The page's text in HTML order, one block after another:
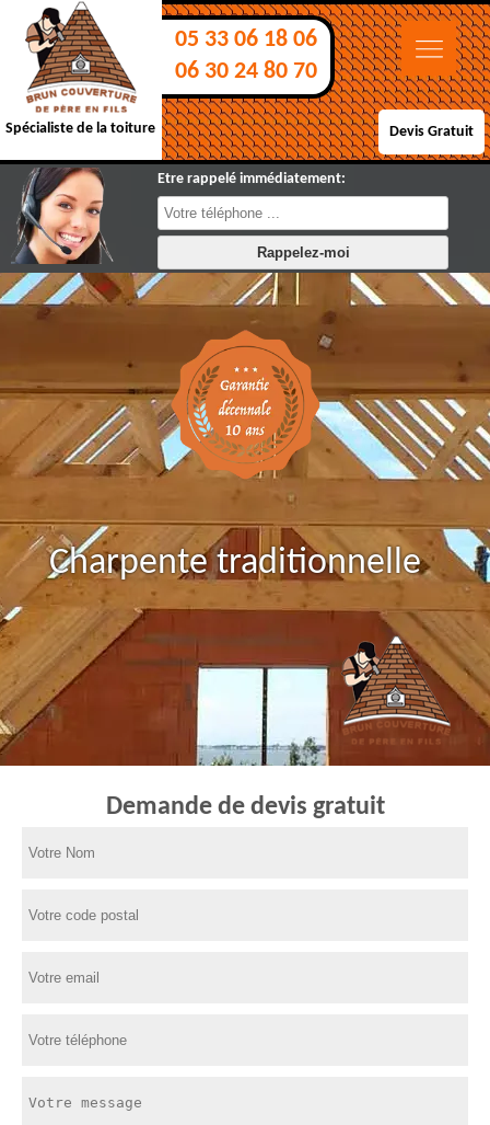
Spécialiste de la toiture
05 33 06 18 06
06 30 24 80 70
Devis Gratuit
Etre rappelé immédiatement:
Charpente traditionnelle
Demande de devis gratuit